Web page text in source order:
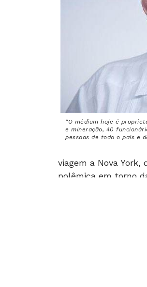
“O médium hoje é
e mineração, 40
pessoas de todo o país e
viagem a Nova
polêmica em torno